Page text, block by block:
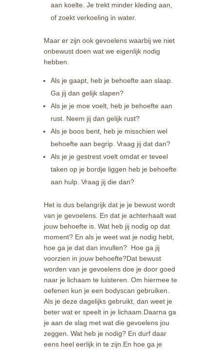
aan koelte. Je trekt minder kleding aan,
of zoekt verkoeling in water.
Maar er zijn ook gevoelens waarbij we niet
onbewust doen wat we eigenlijk nodig
hebben.
Als je gaapt, heb je behoefte aan slaap.
Ga jij dan gelijk slapen?
Als je je moe voelt, heb je behoefte aan
rust. Neem jij dan gelijk rust?
Als je boos bent, heb je misschien wel
behoefte aan begrip. Vraag jij dat dan?
Als je je gestrest voelt omdat er teveel
taken op je bordje liggen heb je behoefte
aan hulp. Vraag jij die dan?
Het is dus belangrijk dat je je bewust wordt
van je gevoelens. En dat je achterhaalt wat
jouw behoefte is. Wat heb jij nodig op dat
moment? En als je weet wat je nodig hebt,
hoe ga je dat dan invullen? Hoe ga jij
voorzien in jouw behoefte?Dat bewust
worden van je gevoelens doe je door goed
naar je lichaam te luisteren. Om hiermee te
oefenen kun je een bodyscan gebruiken.
Als je deze dagelijks gebruikt, dan weet je
beter wat er speelt in je lichaam.Daarna ga
je aan de slag met wat die gevoelens jou
zeggen. Wat heb je nodig? En durf daar
eens heel eerlijk in te zijn.En hoe ga je